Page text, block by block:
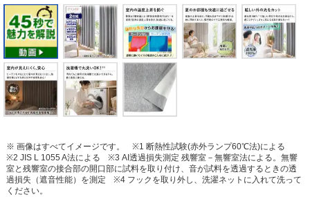
※ 画像はすべてイメージです。
※1 断熱性試験(赤外ランプ60℃法)による
※2 JIS L 1055 A法による
※3 AI透過損失測定 残響室－無響室法による。無響
室と残響室の接合部の開口部に試料を取り付け、音が試料を透過するときの透
過損失（遮音性能）を測定
※4 フックを取り外し、洗濯ネットに入れて洗って
ください。